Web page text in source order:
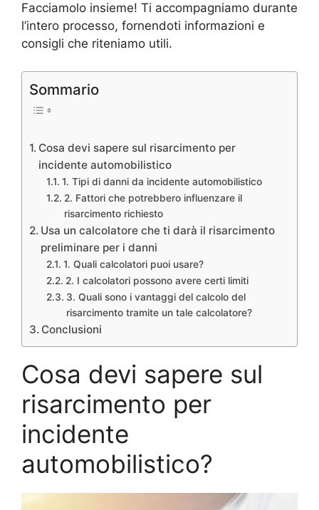
Facciamolo insieme! Ti accompagniamo durante
l’intero processo, fornendoti informazioni e
consigli che riteniamo utili.
Sommario
Cosa devi sapere sul risarcimento per
incidente automobilistico
1. Tipi di danni da incidente automobilistico
2. Fattori che potrebbero influenzare il
risarcimento richiesto
Usa un calcolatore che ti darà il risarcimento
preliminare per i danni
1. Quali calcolatori puoi usare?
2. I calcolatori possono avere certi limiti
3. Quali sono i vantaggi del calcolo del
risarcimento tramite un tale calcolatore?
Conclusioni
Cosa devi sapere sul
risarcimento per
incidente
automobilistico?